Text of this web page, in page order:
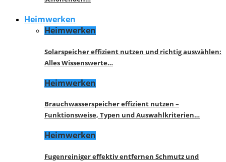
Heimwerken
Heimwerken
Solarspeicher effizient nutzen und richtig auswählen:
Alles Wissenswerte…
Heimwerken
Brauchwasserspeicher effizient nutzen –
Funktionsweise, Typen und Auswahlkriterien…
Heimwerken
Fugenreiniger effektiv entfernen Schmutz und